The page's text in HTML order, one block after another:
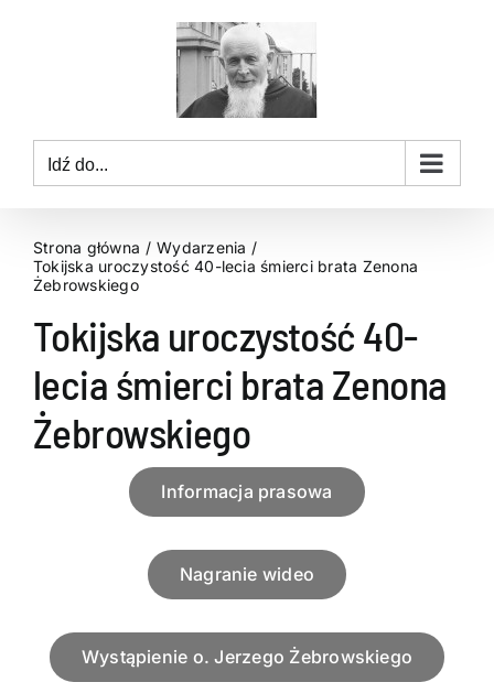
Idź do...
Strona główna
Wydarzenia
Tokijska uroczystość 40-lecia śmierci brata Zenona
Żebrowskiego
Tokijska uroczystość 40-
lecia śmierci brata Zenona
Żebrowskiego
Informacja prasowa
Nagranie wideo
Wystąpienie o. Jerzego Żebrowskiego